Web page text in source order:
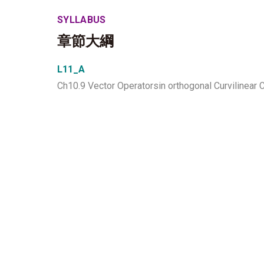
SYLLABUS
章節大綱
L11_A
Ch10.9 Vector Operatorsin orthogonal Curvilinear